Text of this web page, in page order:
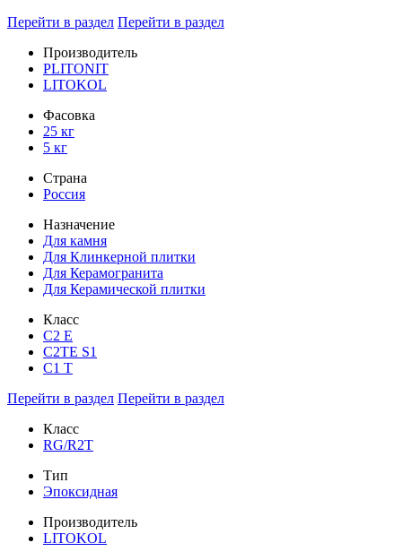
Перейти в раздел Перейти в раздел
Производитель
PLITONIT
LITOKOL
Фасовка
25 кг
5 кг
Страна
Россия
Назначение
Для камня
Для Клинкерной плитки
Для Керамогранита
Для Керамической плитки
Класс
С2 Е
C2TE S1
C1 T
Перейти в раздел Перейти в раздел
Класс
RG/R2T
Тип
Эпоксидная
Производитель
LITOKOL